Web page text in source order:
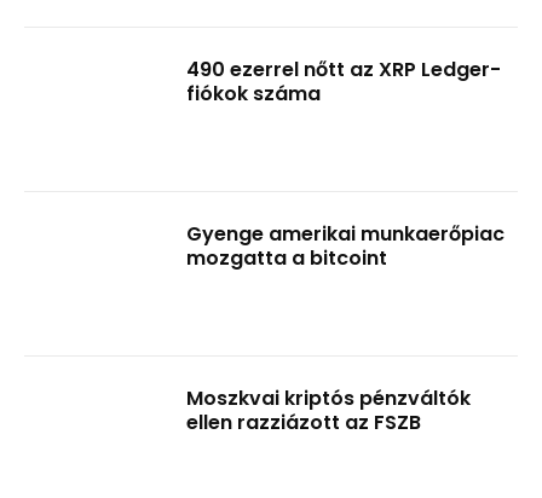
490 ezerrel nőtt az XRP Ledger-
fiókok száma
Gyenge amerikai munkaerőpiac
mozgatta a bitcoint
Moszkvai kriptós pénzváltók
ellen razziázott az FSZB